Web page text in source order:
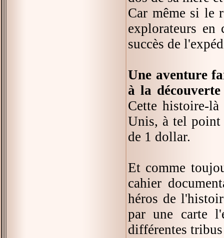
Car même si le
explorateurs
succès de
Une aventure
à la
Cette histoire-
Unis, à tel point
de 1 dollar.
Et comme
cahier
héros de
par une carte
différentes